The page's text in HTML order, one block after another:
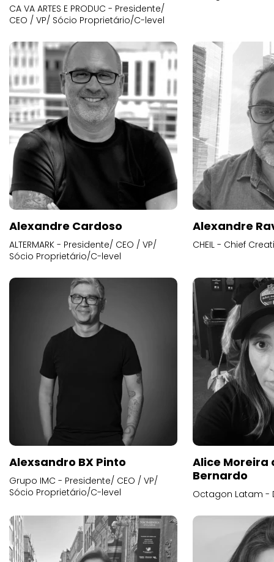
CA VA ARTES E PRODUC - Presidente/
CEO / VP/ Sócio Proprietário/C-level
Alexandre Cardoso
ALTERMARK - Presidente/ CEO / VP/
Sócio Proprietário/C-level
Alexandre
CHEIL - Chief
Alexsandro BX Pinto
Grupo IMC - Presidente/ CEO / VP/
Sócio Proprietário/C-level
Alice
Bernardo
Octagon Latam -